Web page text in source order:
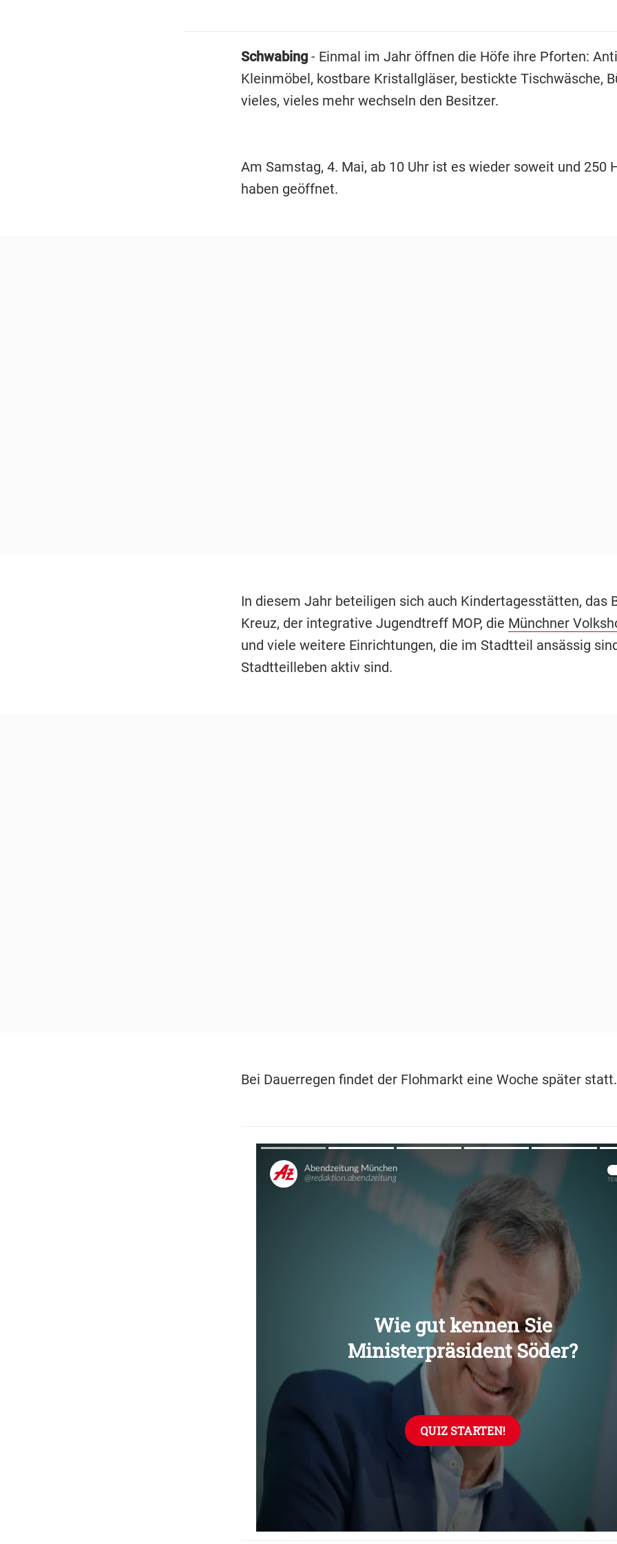
Schwabing- Einmal im Jahr öffnen die Höfe ihre Pforten:
Kleinmöbel, kostbare Kristallgläser, bestickte Tischwäsche,
vieles, vieles mehr wechseln den Besitzer.
Am Samstag, 4. Mai, ab 10 Uhr ist es wieder soweit und 250
haben geöffnet.
In diesem Jahr beteiligen sich auch Kindertagesstätten, das
Kreuz, der integrative Jugendtreff MOP, die Münchner
und viele weitere Einrichtungen, die im Stadtteil ansässig
Stadtteilleben aktiv sind.
Bei Dauerregen findet der Flohmarkt eine Woche später statt.